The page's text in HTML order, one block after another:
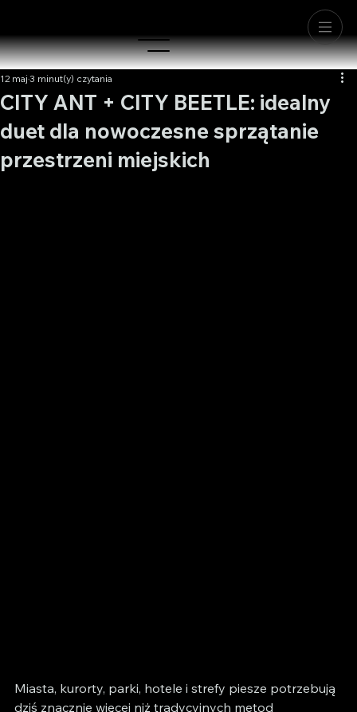
CITY ANT + CITY BEETLE: idealny
duet dla nowoczesne sprzątanie
przestrzeni miejskich
12 maj 3 minut(y) czytania
Miasta, kurorty, parki, hotele i strefy piesze potrzebują
dziś znacznie więcej niż tradycyjnych metod